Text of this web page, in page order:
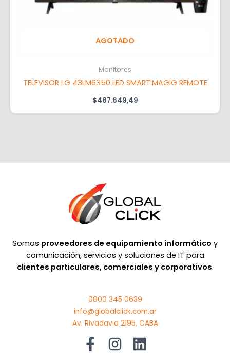
AGOTADO
Monitores
TELEVISOR LG 43LM6350 LED SMART:MAGIG REMOTE
$487.649,49
Somos proveedores de equipamiento informático y
comunicación, servicios y soluciones de IT para
clientes particulares, comerciales y corporativos.
0800 345 0639
info@globalclick.com.ar
Av. Rivadavia 2195, CABA